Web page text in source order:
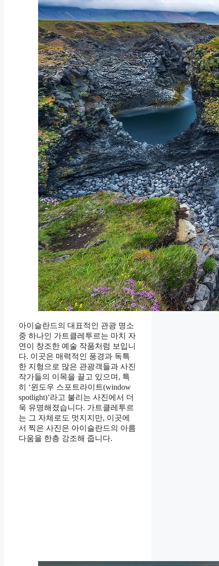
아이슬란드의 대표적인 관광 명소
중 하나인 가트클레투르는 마치 자
연이 창조한 예술 작품처럼 보입니
다. 이곳은 매력적인 풍경과 독특
한 지형으로 많은 관광객들과 사진
작가들의 이목을 끌고 있으며, 특
히 ‘윈도우 스포트라이트(window
spotlight)’라고 불리는 사진에서 더
욱 유명해졌습니다. 가트클레투르
는 그 자체로도 멋지지만, 이곳에
서 찍은 사진은 아이슬란드의 아름
다움을 한층 강조해 줍니다.